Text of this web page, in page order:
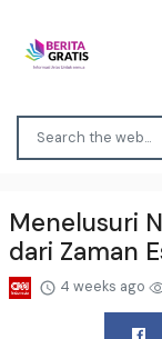
Menelusuri
dari Zaman
4 weeks ago